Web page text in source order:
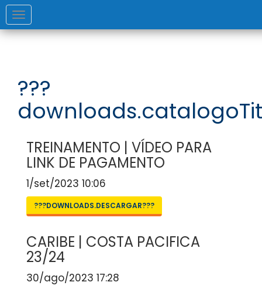
Toggle
navigation
???
TREINAMENTO | VÍDEO PARA
LINK DE PAGAMENTO
1/set/2023 10:06
???DOWNLOADS.DESCARGAR???
CARIBE | COSTA PACIFICA
23/24
30/ago/2023 17:28